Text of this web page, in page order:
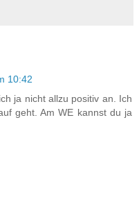
10:42
ja nicht allzu positiv an. Ich
geht. Am WE kannst du ja